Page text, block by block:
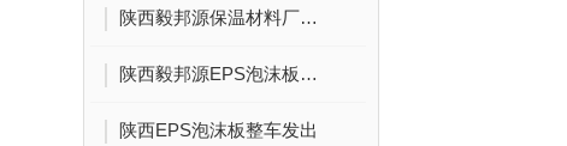
陕西毅邦源保温材料厂家 泡沫板 聚苯板
陕西毅邦源EPS泡沫板厂家
陕西EPS泡沫板整车发出